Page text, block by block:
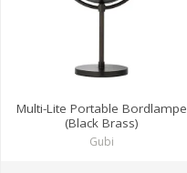
Multi-Lite Portable Bordlampe
(Black Brass)
Gubi